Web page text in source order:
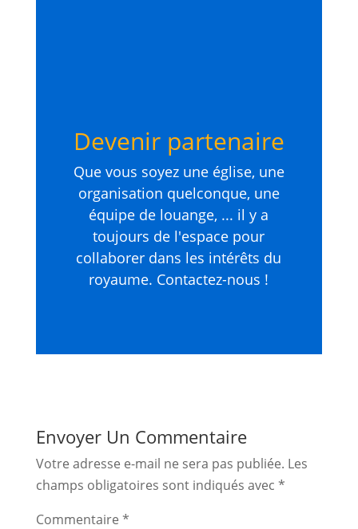
Devenir partenaire
Que vous soyez une église, une
organisation quelconque, une
équipe de louange, ... il y a
toujours de l'espace pour
collaborer dans les intérêts du
royaume. Contactez-nous !
Envoyer Un Commentaire
Votre adresse e-mail ne sera pas publiée. Les
champs obligatoires sont indiqués avec *
Commentaire *